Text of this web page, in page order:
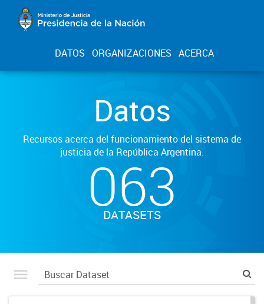
DATOS ORGANIZACIONES ACERCA
Datos
Recursos acerca del funcionamiento del sistema de
justicia de la República Argentina.
063
DATASETS